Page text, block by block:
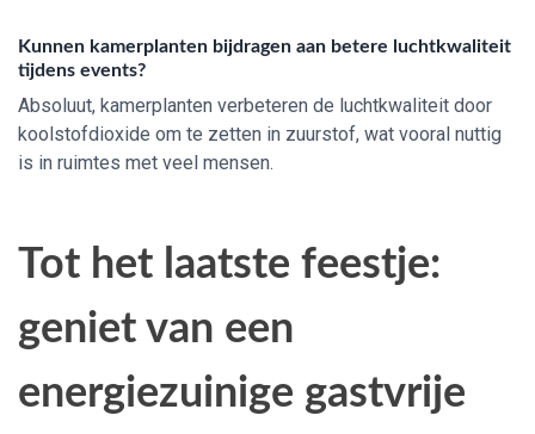
Kunnen kamerplanten bijdragen aan betere luchtkwaliteit
tijdens events?
Absoluut, kamerplanten verbeteren de luchtkwaliteit door
koolstofdioxide om te zetten in zuurstof, wat vooral nuttig
is in ruimtes met veel mensen.
Tot het laatste feestje:
geniet van een
energiezuinige gastvrije